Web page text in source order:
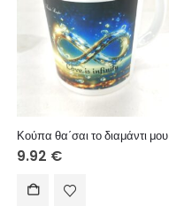
Κούπα θα΄σαι το διαμάντι μου
9.92 €